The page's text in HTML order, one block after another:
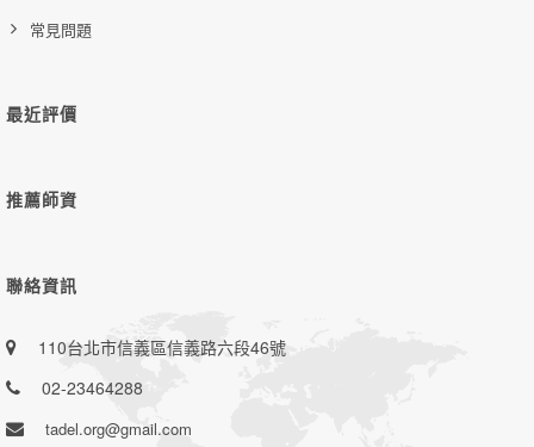
常見問題
最近評價
推薦師資
聯絡資訊
110台北市信義區信義路六段46號
02-23464288
tadel.org@gmail.com